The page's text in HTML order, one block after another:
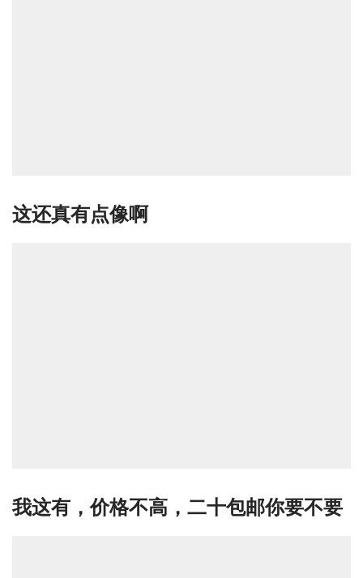
这还真有点像啊
我这有，价格不高，二十包邮你要不要